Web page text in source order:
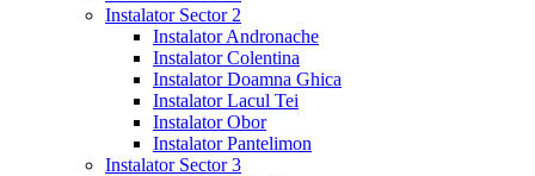
Instalator Sector 2
Instalator Andronache
Instalator Colentina
Instalator Doamna Ghica
Instalator Lacul Tei
Instalator Obor
Instalator Pantelimon
Instalator Sector 3